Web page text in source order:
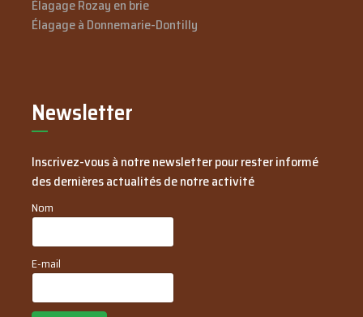
Élagage Rozay en brie
Élagage à Donnemarie-Dontilly
Newsletter
Inscrivez-vous à notre newsletter pour rester informé
des dernières actualités de notre activité
Nom
E-mail